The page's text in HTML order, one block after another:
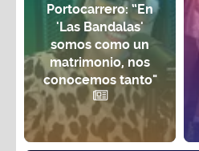
Portocarrero: “En
'Las Bandalas'
somos como un
matrimonio, nos
conocemos tanto"